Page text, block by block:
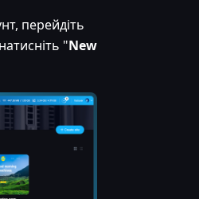
перейдіть
"New